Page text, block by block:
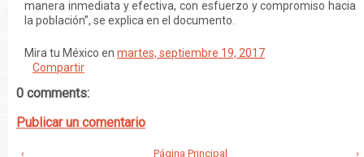
manera inmediata y efectiva, con esfuerzo y compromiso hacia
la población”, se explica en el documento.
Mira tu México en martes, septiembre 19, 2017
Compartir
0 comments:
Publicar un comentario
‹ ›
Página Principal